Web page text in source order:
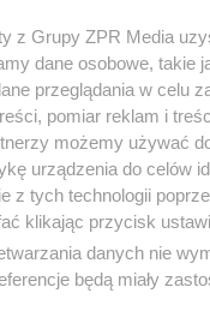
obowiązywać
z Grupy ZPR Media
dane osobowe, takie
przeglądania w celu
pomiar reklam i
możemy używać
urządzenia do celów
tych technologii
klikając przycisk
danych nie
będą miały